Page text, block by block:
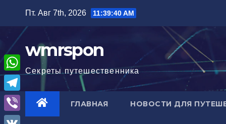
содержимому
Пт. Авг 7th, 2026 11:39:41 AM
wmrspon
Секреты путешественника
ГЛАВНАЯ НОВОСТИ ДЛЯ
W
h
a
T
e
V